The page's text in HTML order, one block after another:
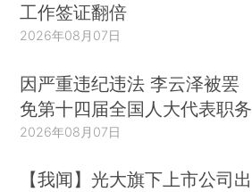
工作签证翻倍
2026年08月07日
因严重违纪违法 李云泽被罢
免第十四届全国人大代表职务
2026年08月07日
【我闻】光大旗下上市公司出